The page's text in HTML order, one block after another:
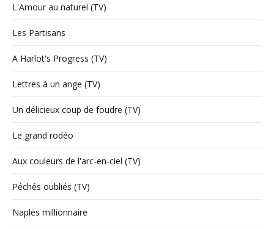
L'Amour au naturel (TV)
Les Partisans
A Harlot's Progress (TV)
Lettres à un ange (TV)
Un délicieux coup de foudre (TV)
Le grand rodéo
Aux couleurs de l'arc-en-ciel (TV)
Péchés oubliés (TV)
Naples millionnaire